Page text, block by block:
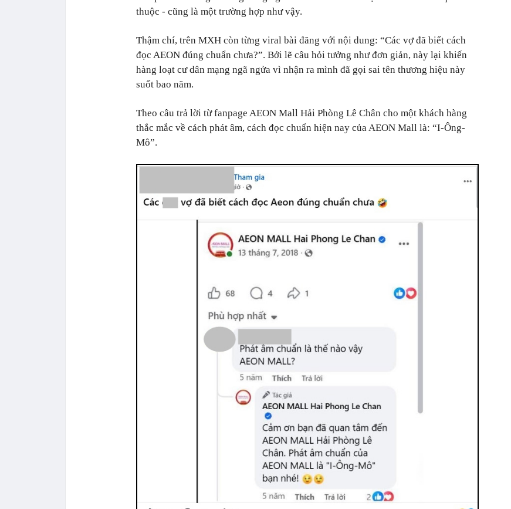
thuộc - cũng là một trường hợp như vậy.
Thậm chí, trên MXH còn từng viral bài đăng với nội dung: “Các vợ đã biết cách
đọc AEON đúng chuẩn chưa?”. Bởi lẽ câu hỏi tưởng như đơn giản, này lại khiến
hàng loạt cư dân mạng ngã ngửa vì nhận ra mình đã gọi sai tên thương hiệu này
suốt bao năm.
Theo câu trả lời từ fanpage AEON Mall Hải Phòng Lê Chân cho một khách hàng
thắc mắc về cách phát âm, cách đọc chuẩn hiện nay của AEON Mall là: “I-Ông-
Mô”.